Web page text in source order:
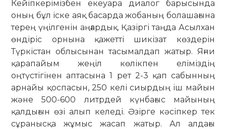
Кейіпкерімізбен екеуара диалог барысында
оның бұл іске аяқ басарда жобаның болашағына
терең үңілгенін аңғардық. Қазіргі таңда Асылхан
өндіріс орнына қажетті шикізат көздерін
Түркістан облысынан тасымалдап жатыр. Яғни
қарапайым жеңіл көлікпен еліміздің
оңтүстігінен аптасына 1 рет 2-3 қап сабынның
арнайы қоспасын, 250 келі сиырдың іш майын
және 500-600 литрдей күнбағыс майының
қалдығын өзі алып келеді. Әзірге кәсіпкер тек
сұранысқа жұмыс жасап жатыр. Ал алдағы